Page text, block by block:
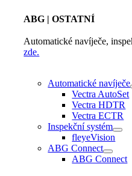
ABG | OSTATNÍ
Automatické navíječe,
zde.
Automatické navíječe
Vectra AutoSet
Vectra HDTR
Vectra ECTR
Inspekční systém
fleyeVision
ABG Connect
ABG Connect